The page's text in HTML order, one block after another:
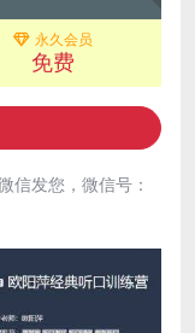
永久会员
免费
信发您，微信号：